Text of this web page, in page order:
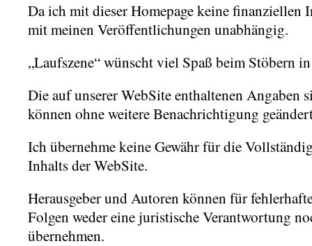
Da ich mit dieser Homepage keine finanziellen
mit meinen Veröffentlichungen unabhängig.
„Laufszene“ wünscht viel Spaß beim Stöbern
Die auf unserer WebSite enthaltenen Angaben
können ohne weitere Benachrichtigung
Ich übernehme keine Gewähr für die
Inhalts der WebSite.
Herausgeber und Autoren können für
Folgen weder eine juristische Verantwortung
übernehmen.